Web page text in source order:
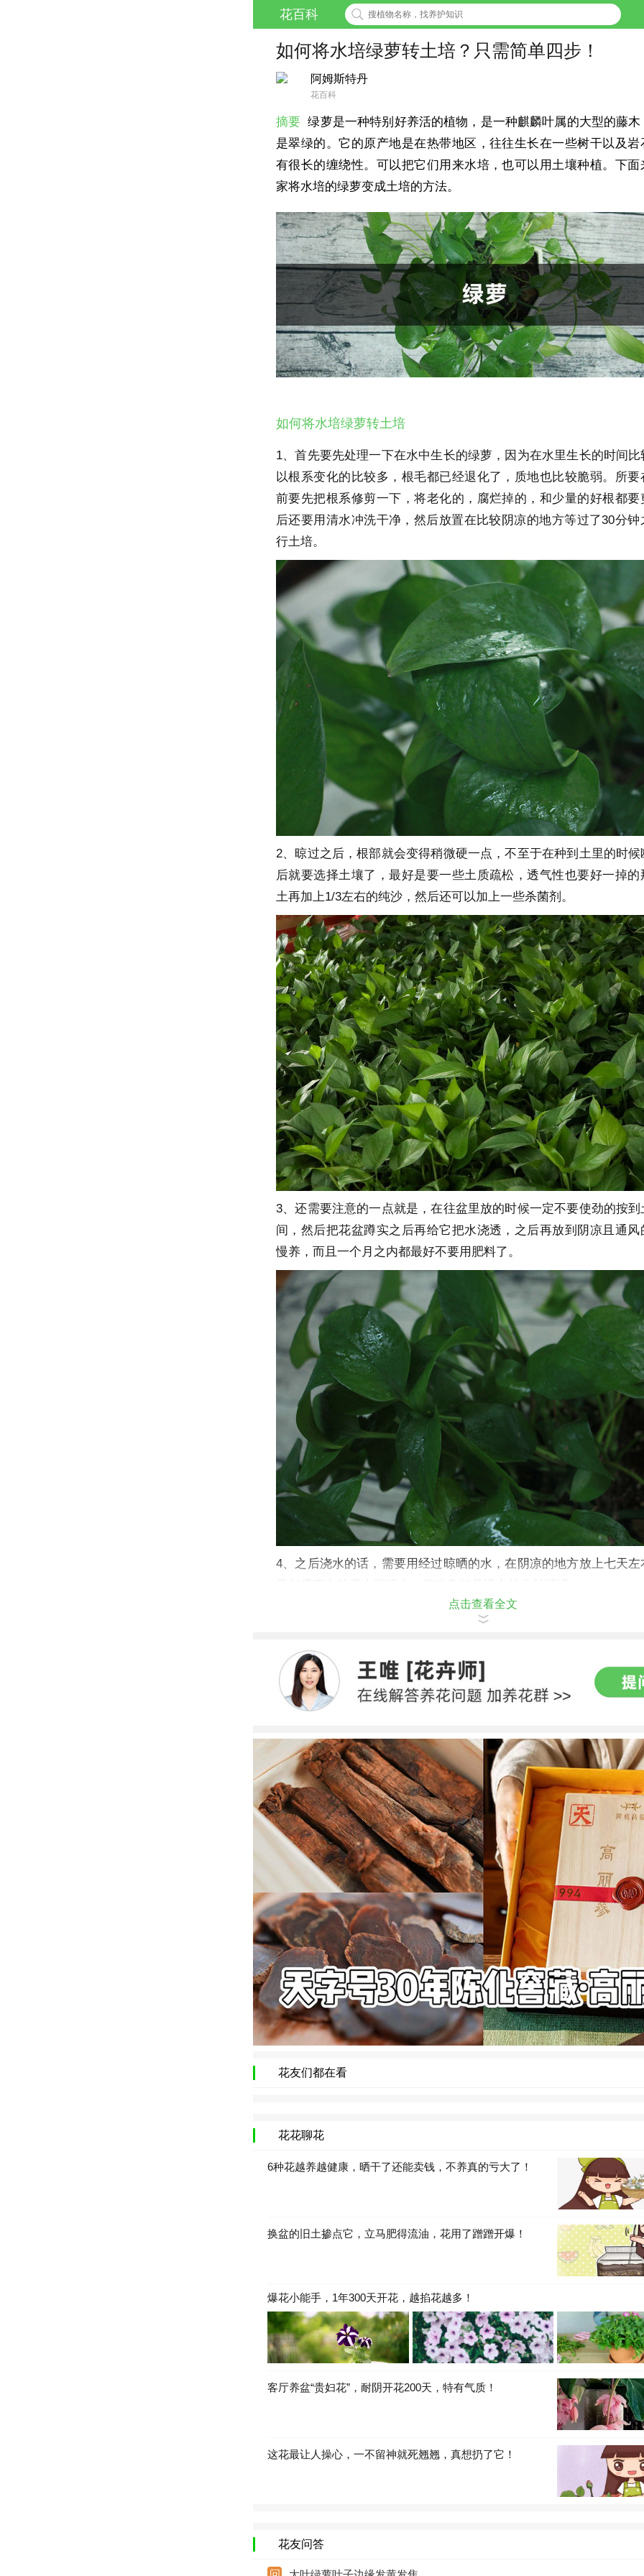
花百科
如何将水培绿萝转土培？只需简单四步！
阿姆斯特丹
花百科
摘要 绿萝是一种特别好养活的植物，是一种麒麟叶属的大型的藤木
是翠绿的。它的原产地是在热带地区，往往生长在一些树干以及岩
有很长的缠绕性。可以把它们用来水培，也可以用土壤种植。下面
家将水培的绿萝变成土培的方法。
如何将水培绿萝转土培
1、首先要先处理一下在水中生长的绿萝，因为在水里生长的时间比
以根系变化的比较多，根毛都已经退化了，质地也比较脆弱。所要
前要先把根系修剪一下，将老化的，腐烂掉的，和少量的好根都要
后还要用清水冲洗干净，然后放置在比较阴凉的地方等过了30分钟
行土培。
2、晾过之后，根部就会变得稍微硬一点，不至于在种到土里的时候
后就要选择土壤了，最好是要一些土质疏松，透气性也要好一掉的
土再加上1/3左右的纯沙，然后还可以加上一些杀菌剂。
3、还需要注意的一点就是，在往盆里放的时候一定不要使劲的按到
间，然后把花盆蹲实之后再给它把水浇透，之后再放到阴凉且通风
慢养，而且一个月之内都最好不要用肥料了。
4、之后浇水的话，需要用经过晾晒的水，在阴凉的地方放上七天左
点击查看全文
花友们都在看
花花聊花
6种花越养越健康，晒干了还能卖钱，不养真的亏大了！
换盆的旧土掺点它，立马肥得流油，花用了蹭蹭开爆！
爆花小能手，1年300天开花，越掐花越多！
客厅养盆“贵妇花”，耐阴开花200天，特有气质！
这花最让人操心，一不留神就死翘翘，真想扔了它！
花友问答